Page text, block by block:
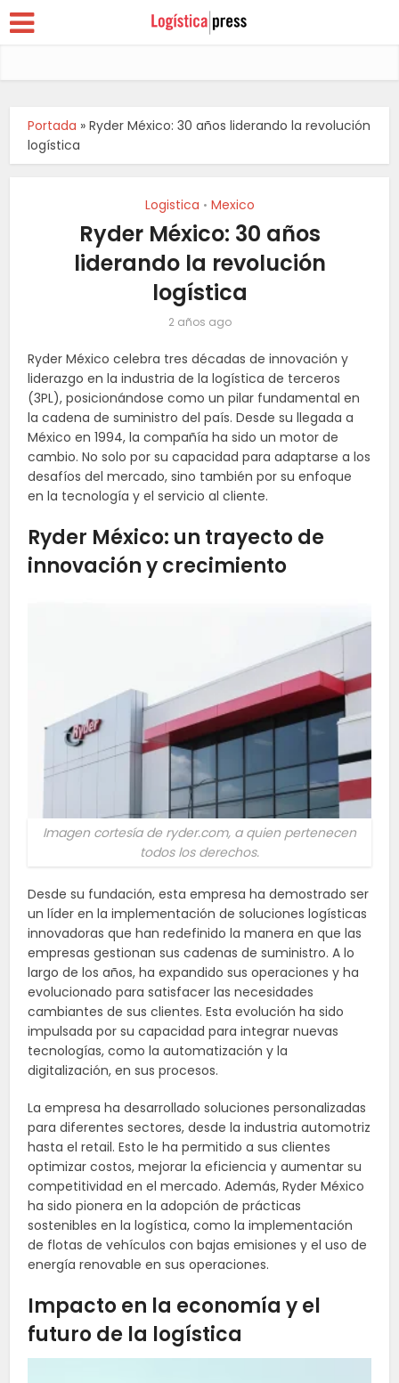
Portada »Ryder México: 30 años liderando la revolución
logística
Logistica • Mexico
Ryder México: 30 años
liderando la revolución
logística
2 años ago
Ryder México celebra tres décadas de innovación y
liderazgo en la industria de la logística de terceros
(3PL), posicionándose como un pilar fundamental en
la cadena de suministro del país. Desde su llegada a
México en 1994, la compañía ha sido un motor de
cambio. No solo por su capacidad para adaptarse a los
desafíos del mercado, sino también por su enfoque
en la tecnología y el servicio al cliente.
Ryder México: un trayecto de
innovación y crecimiento
Imagen cortesía de ryder.com, a quien pertenecen
todos los derechos.
Desde su fundación, esta empresa ha demostrado ser
un líder en la implementación de soluciones logísticas
innovadoras que han redefinido la manera en que las
empresas gestionan sus cadenas de suministro. A lo
largo de los años, ha expandido sus operaciones y ha
evolucionado para satisfacer las necesidades
cambiantes de sus clientes. Esta evolución ha sido
impulsada por su capacidad para integrar nuevas
tecnologías, como la automatización y la
digitalización, en sus procesos.
La empresa ha desarrollado soluciones personalizadas
para diferentes sectores, desde la industria automotriz
hasta el retail. Esto le ha permitido a sus clientes
optimizar costos, mejorar la eficiencia y aumentar su
competitividad en el mercado. Además, Ryder México
ha sido pionera en la adopción de prácticas
sostenibles en la logística, como la implementación
de flotas de vehículos con bajas emisiones y el uso de
energía renovable en sus operaciones.
Impacto en la economía y el
futuro de la logística